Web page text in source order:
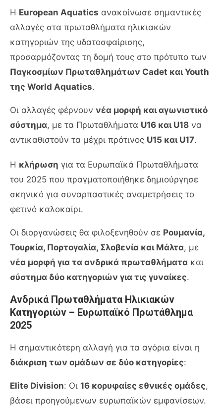
Η European Aquatics ανακοίνωσε σημαντικές
αλλαγές στα πρωταθλήματα ηλικιακών
κατηγοριών της υδατοσφαίρισης,
προσαρμόζοντας τη δομή τους στο πρότυπο των
Παγκοσμίων Πρωταθλημάτων Cadet και Youth
της World Aquatics.
Οι αλλαγές φέρνουν νέα μορφή και αγωνιστικό
σύστημα, με τα Πρωταθλήματα U16 και U18 να
αντικαθιστούν τα μέχρι πρότινος U15 και U17.
Η κλήρωση για τα Ευρωπαϊκά Πρωταθλήματα
του 2025 που πραγματοποιήθηκε δημιούργησε
σκηνικό για συναρπαστικές αναμετρήσεις το
φετινό καλοκαίρι.
Οι διοργανώσεις θα φιλοξενηθούν σε Ρουμανία,
Τουρκία, Πορτογαλία, Σλοβενία και Μάλτα, με
νέα μορφή για τα ανδρικά πρωταθλήματα και
σύστημα δύο κατηγοριών για τις γυναίκες.
Ανδρικά Πρωταθλήματα Ηλικιακών
Κατηγοριών – Ευρωπαϊκό Πρωτάθλημα
2025
Η σημαντικότερη αλλαγή για τα αγόρια είναι η
διάκριση των ομάδων σε δύο κατηγορίες:
Elite Division: Οι 16 κορυφαίες εθνικές ομάδες,
βάσει προηγούμενων ευρωπαϊκών εμφανίσεων.